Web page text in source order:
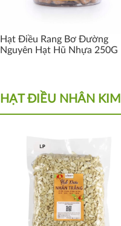
Hạt Điều Rang Bơ Đường
Nguyên Hạt Hũ Nhựa 250G
HẠT ĐIỀU NHÂN